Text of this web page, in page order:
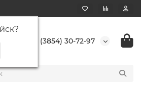
?
+7 (3854) 30-72-97